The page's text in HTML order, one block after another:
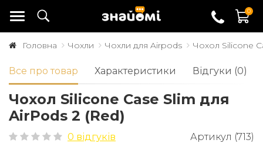
0
Головна Чохли Чохли для Airpods Чохол Silicone
Все про товар Характеристики Відгуки (0)
Чохол Silicone Case Slim для
AirPods 2 (Red)
0 відгуків Артикул (713)